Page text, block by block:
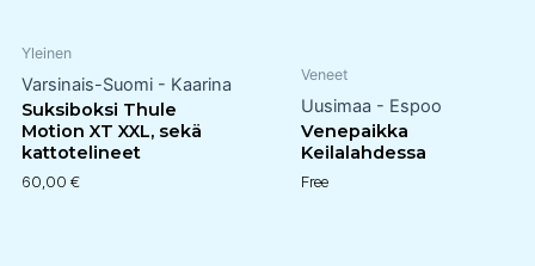
Yleinen
Varsinais-Suomi - Kaarina
Suksiboksi Thule
Motion XT XXL, sekä
kattotelineet
60,00 €
Veneet
Uusimaa - Espoo
Venepaikka
Keilalahdessa
Free